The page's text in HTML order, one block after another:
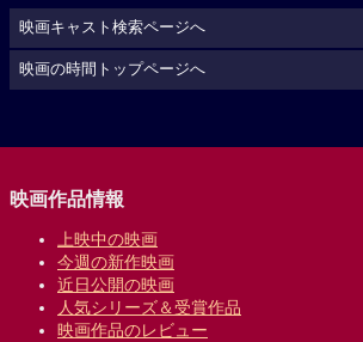
映画キャスト検索ページへ
映画の時間トップページへ
映画作品情報
上映中の映画
今週の新作映画
近日公開の映画
人気シリーズ＆受賞作品
映画作品のレビュー